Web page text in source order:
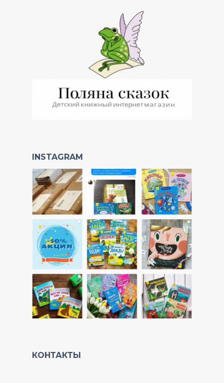
INSTAGRAM
КОНТАКТЫ